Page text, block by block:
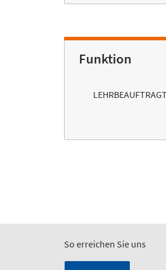
Funktion
So erreichen Sie uns